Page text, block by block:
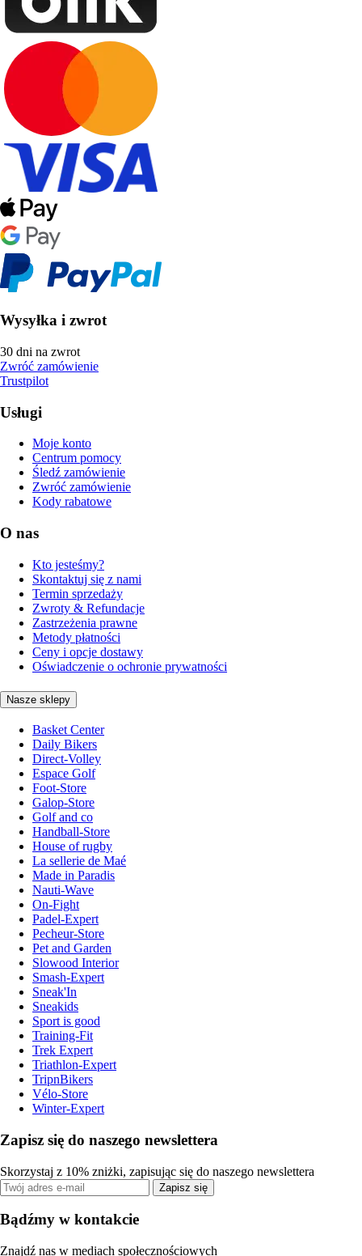
Wysyłka i zwrot
30 dni na zwrot
Zwróć zamówienie
Trustpilot
Usługi
Moje konto
Centrum pomocy
Śledź zamówienie
Zwróć zamówienie
Kody rabatowe
O nas
Kto jesteśmy?
Skontaktuj się z nami
Termin sprzedaży
Zwroty & Refundacje
Zastrzeżenia prawne
Metody płatności
Ceny i opcje dostawy
Oświadczenie o ochronie prywatności
Nasze sklepy
Basket Center
Daily Bikers
Direct-Volley
Espace Golf
Foot-Store
Galop-Store
Golf and co
Handball-Store
House of rugby
La sellerie de Maé
Made in Paradis
Nauti-Wave
On-Fight
Padel-Expert
Pecheur-Store
Pet and Garden
Slowood Interior
Smash-Expert
Sneak'In
Sneakids
Sport is good
Training-Fit
Trek Expert
Triathlon-Expert
TripnBikers
Vélo-Store
Winter-Expert
Zapisz się do naszego newslettera
Skorzystaj z 10% zniżki, zapisując się do naszego newslettera
Zapisz się
Bądźmy w kontakcie
Znajdź nas w mediach społecznościowych